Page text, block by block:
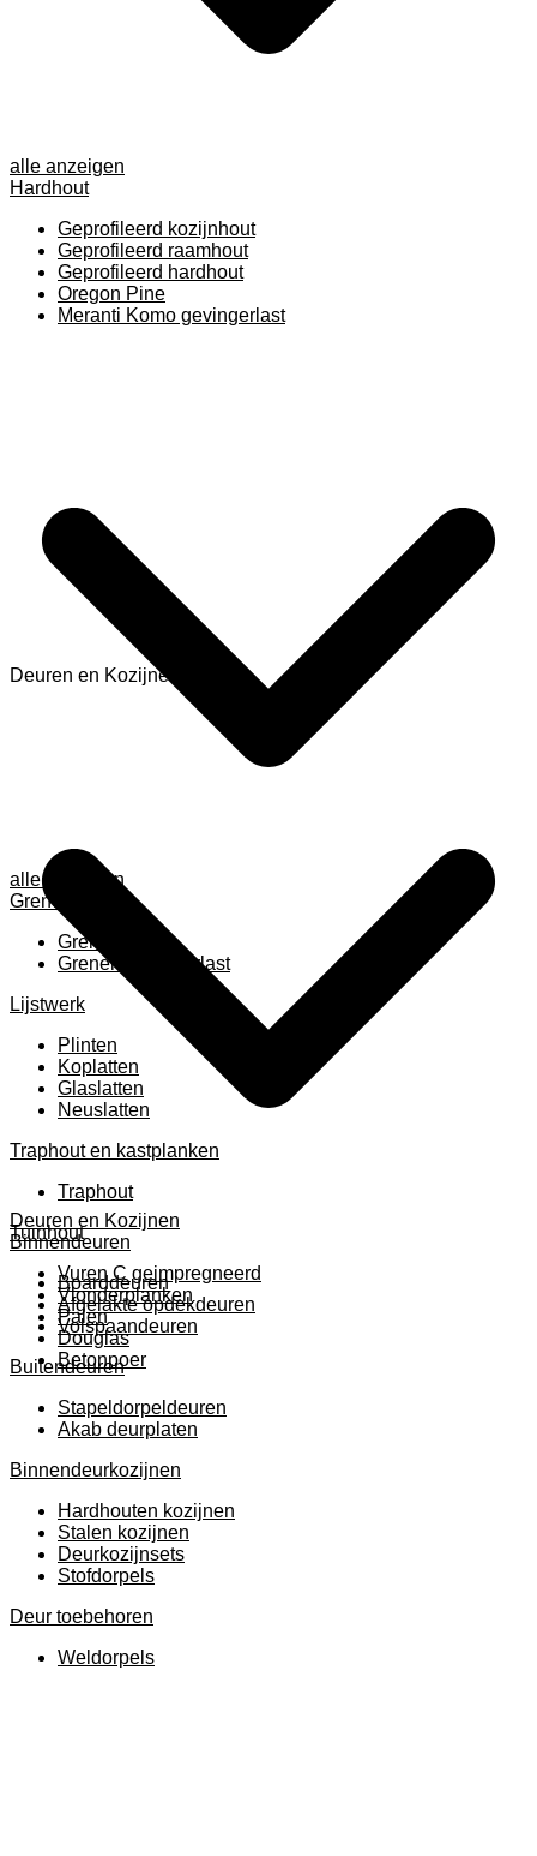
alle anzeigen
Hardhout
Geprofileerd kozijnhout
Geprofileerd raamhout
Geprofileerd hardhout
Oregon Pine
Meranti Komo gevingerlast
alle anzeigen
Grenen
Grenen B ruw
Grenen gevingerlast
Lijstwerk
Plinten
Koplatten
Glaslatten
Neuslatten
Traphout en kastplanken
Traphout
Tuinhout
Vuren C geimpregneerd
Vlonderplanken
Palen
Douglas
Betonpoer
Deuren en Kozijnen
Deuren en Kozijnen
Binnendeuren
Boarddeuren
Afgelakte opdekdeuren
Volspaandeuren
Buitendeuren
Stapeldorpeldeuren
Akab deurplaten
Binnendeurkozijnen
Hardhouten kozijnen
Stalen kozijnen
Deurkozijnsets
Stofdorpels
Deur toebehoren
Weldorpels